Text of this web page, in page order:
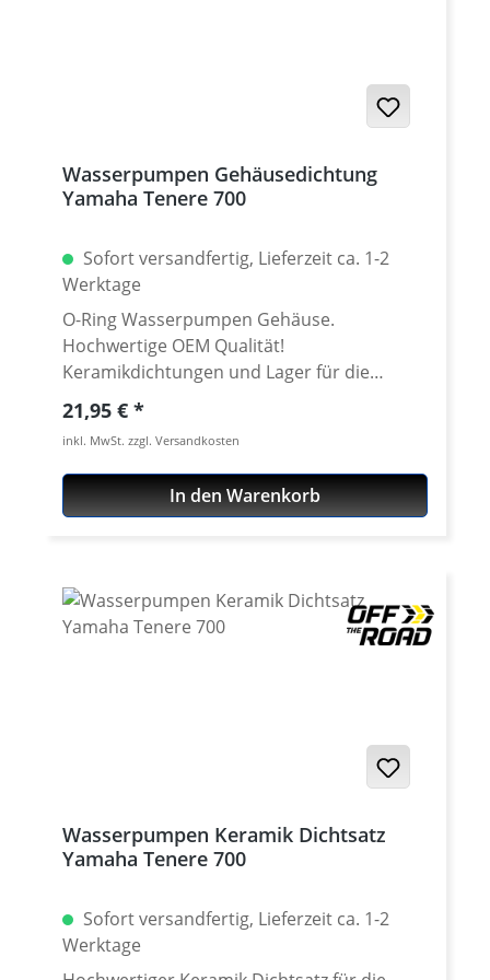
Wasserpumpen Gehäusedichtung
Yamaha Tenere 700
Sofort versandfertig, Lieferzeit ca. 1-2
Werktage
O-Ring Wasserpumpen Gehäuse.
Hochwertige OEM Qualität!
Keramikdichtungen und Lager für die
Wasserpumpe siehe Zubehör. Passend für
alle: Yamaha Tenere 700 ab 2025 Yamaha
Tenere 700 Rally ab 2025 Yamaha Tenere
700 2019 - 2024 Yamaha Tenere 700 Rally
Edition 2020 - 2024 Yamaha Tenere 700
World Raid 2022 - 2024 Yamaha Tenere 700
World Rally 2023 - 2024
Regulärer Preis:
21,95 €
inkl. MwSt. zzgl. Versandkosten
In den Warenkorb
Wasserpumpen Keramik Dichtsatz
Yamaha Tenere 700
Sofort versandfertig, Lieferzeit ca. 1-2
Werktage